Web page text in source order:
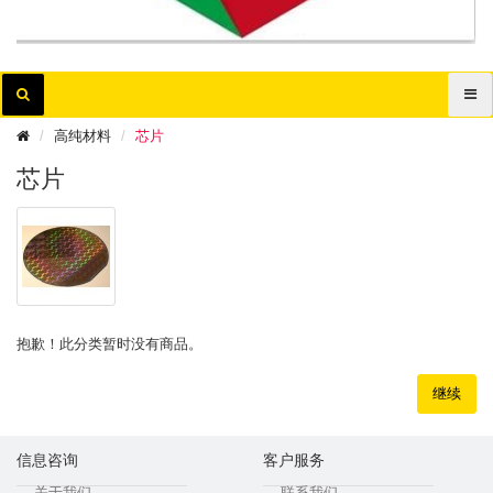
高纯材料 芯片
芯片
抱歉！此分类暂时没有商品。
继续
信息咨询 客户服务